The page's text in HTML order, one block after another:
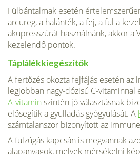
Fülbántalmak esetén
arcüreg, a halánték, a fej, a fül a
akupresszúrát használnánk, akkor a
kezelendő pontok.
Táplálékkiegészítők
A fertőzés okozta fejfájás esetén az
legjobban nagy-dózisú C-vitaminnal
A-vitamin szintén jó választásnak
elősegítik a gyulladás gyógyulását. A
számtalanszor bizonyított az
A fülzúgás kapcsán is megvannak
alapanyagok, melyek mérsékelni